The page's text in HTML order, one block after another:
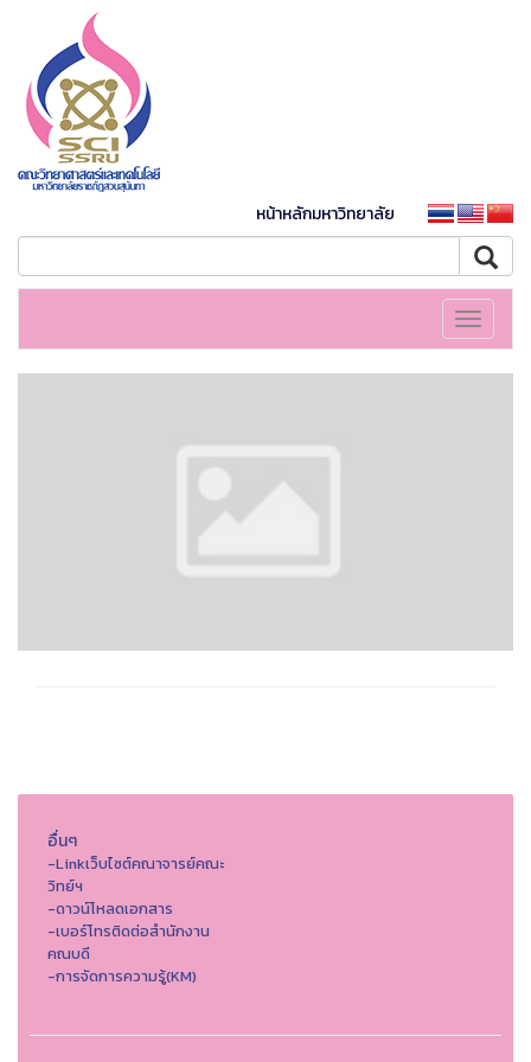
หน้าหลักมหาวิทยาลัย
Toggle
อื่นๆ
-Linkเว็บไซต์คณาจารย์คณะ
วิทย์ฯ
-ดาวน์โหลดเอกสาร
-เบอร์โทรติดต่อสำนักงาน
คณบดี
-การจัดการความรู้(KM)